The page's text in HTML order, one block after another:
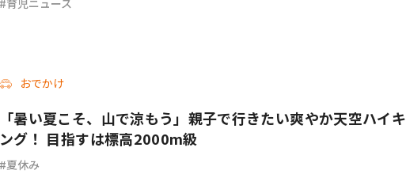
育児ニュース
おでかけ
「暑い夏こそ、山で涼もう」親子で行きたい爽やか天空ハイキ
ング！ 目指すは標高2000m級
夏休み